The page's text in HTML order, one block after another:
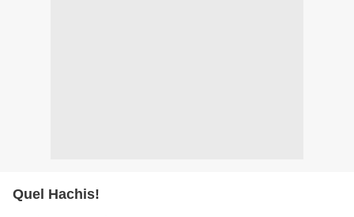
Quel Hachis!